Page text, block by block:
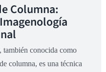
Columna:
conocida como
columna, es una técnica